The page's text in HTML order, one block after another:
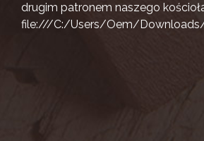
drugim patronem naszego
file:///C:/Users/Oem/Downloads/